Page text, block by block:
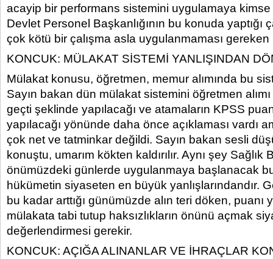
acayip bir performans sistemini uygulamaya
Devlet Personel Başkanlığının bu konuda yaptığı
çok kötü bir çalışma asla uygulanmaması gereken
KONCUK: MÜLAKAT SİSTEMİ YANLIŞINDAN
Mülakat konusu, öğretmen, memur alımında bu
Sayın bakan dün mülakat sistemini öğretmen alımı
geçti şeklinde yapılacağı ve atamaların KPSS
yapılacağı yönünde daha önce açıklaması vardı
çok net ve tatminkar değildi. Sayın bakan sesli
konuştu, umarım kökten kaldırılır. Aynı şey Sağlık
önümüzdeki günlerde uygulanmaya başlanacak
hükümetin siyaseten en büyük yanlışlarındandır.
bu kadar arttığı günümüzde alın teri döken, puanı
mülakata tabi tutup haksızlıkların önünü açmak
değerlendirmesi gerekir.
KONCUK: AÇIĞA ALINANLAR VE İHRAÇLAR